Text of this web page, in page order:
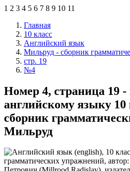
1 2 3 4 5 6 7 8 9 10 11
Главная
10 класс
Английский язык
Мильруд - сборник
стр. 19
№4
Номер 4, страница 19 -
английскому языку
сборник
Мильруд